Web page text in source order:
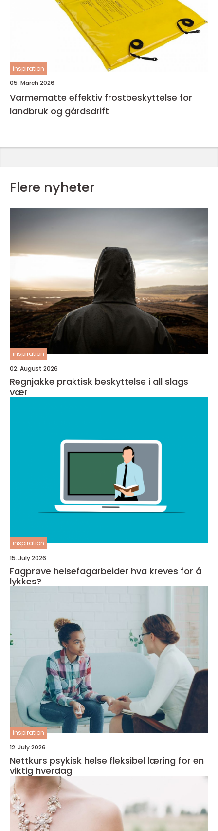
inspiration
05. March 2026
Varmematte effektiv frostbeskyttelse for
landbruk og gårdsdrift
Flere nyheter
inspiration
02. August 2026
Regnjakke praktisk beskyttelse i all slags
vær
inspiration
15. July 2026
Fagprøve helsefagarbeider hva kreves for å
lykkes?
inspiration
12. July 2026
Nettkurs psykisk helse fleksibel læring for en
viktig hverdag